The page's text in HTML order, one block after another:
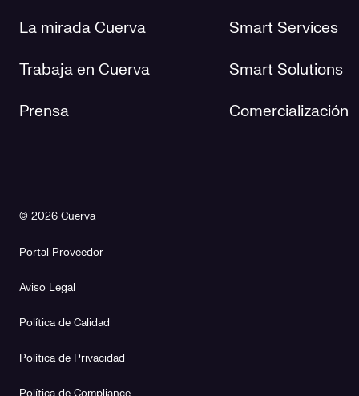
La mirada Cuerva
Trabaja en Cuerva
Prensa
Smart Services
Smart Solutions
Comercialización
© 2026 Cuerva
Portal Proveedor
Aviso Legal
Política de Calidad
Política de Privacidad